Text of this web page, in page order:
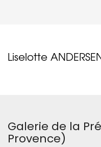
Liselotte
Galerie de la
Provence)